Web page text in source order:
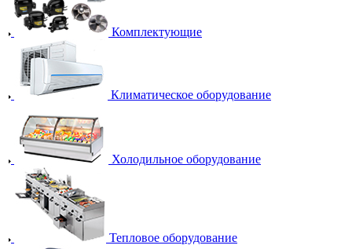
Комплектующие
Климатическое оборудование
Холодильное оборудование
Тепловое оборудование